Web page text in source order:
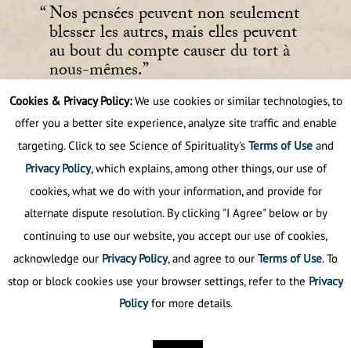
Nos pensées peuvent non seulement
blesser les autres, mais elles peuvent
au bout du compte causer du tort à
nous-mêmes.
Sant Rajinder Singh Ji Maharaj
Politique de confidentialité
Cookies & Privacy Policy:We use cookies or similar technologies, to
offer you a better site experience, analyze site traffic and enable
targeting. Click to see Science of Spirituality's Terms of Useand
Privacy Policy, which explains, among other things, our use of
cookies, what we do with your information, and provide for
alternate dispute resolution. By clicking "I Agree" below or by
continuing to use our website, you accept our use of cookies,
acknowledge our Privacy Policy, and agree to our Terms of Use. To
stop or block cookies use your browser settings, refer to the Privacy
Policyfor more details.